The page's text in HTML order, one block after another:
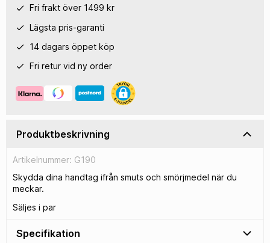
Fri frakt över 1499 kr
Lägsta pris-garanti
14 dagars öppet köp
Fri retur vid ny order
Produktbeskrivning
Artikelnummer: G190
Skydda dina handtag ifrån smuts och smörjmedel när du
meckar.
Säljes i par
Specifikation